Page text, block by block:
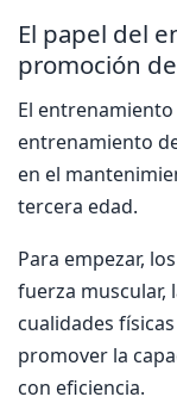
El papel del
promoción
El
entrenamiento
en el
tercera edad.
Para empezar,
fuerza muscular,
cualidades
promover la
con eficiencia.